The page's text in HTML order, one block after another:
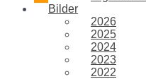
Bilder
2026
2025
2024
2023
2022